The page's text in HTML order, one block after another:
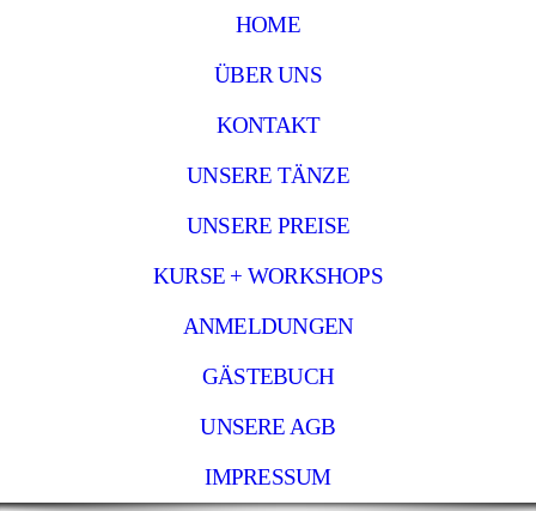
HOME
ÜBER UNS
KONTAKT
UNSERE TÄNZE
UNSERE PREISE
KURSE + WORKSHOPS
ANMELDUNGEN
GÄSTEBUCH
UNSERE AGB
IMPRESSUM